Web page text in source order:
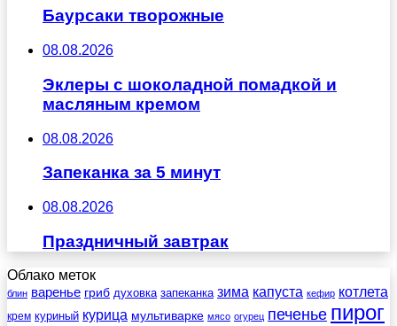
Баурсаки творожные
08.08.2026
Эклеры с шоколадной помадкой и
масляным кремом
08.08.2026
Запеканка за 5 минут
08.08.2026
Праздничный завтрак
Облако меток
блин варенье гриб духовка запеканка зима капуста кефир котлета
крем куриный курица мультиварке мясо огурец печенье пирог